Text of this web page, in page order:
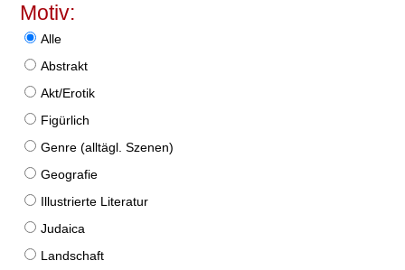
Motiv:
Alle
Abstrakt
Akt/Erotik
Figürlich
Genre (alltägl. Szenen)
Geografie
Illustrierte Literatur
Judaica
Landschaft